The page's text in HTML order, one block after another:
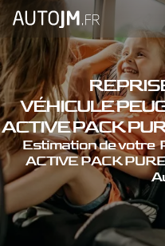
VÉHICULE
ACTIVE PACK
Estimation de votre
ACTIVE PACK